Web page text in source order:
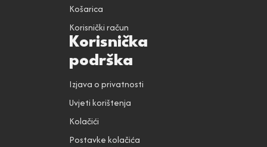
Košarica
Korisnički račun
Korisnička
podrška
Izjava o privatnosti
Uvjeti korištenja
Kolačići
Postavke kolačića